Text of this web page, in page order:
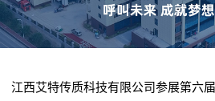
江西艾特传质科技有限公司参展第六